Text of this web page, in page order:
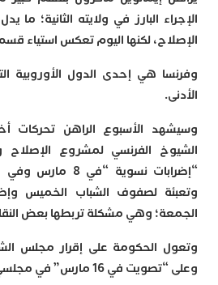
البارز في ولايته الثانية؛ ما يدل على
لكنها اليوم تعكس استياء قسم من
هي إحدى الدول الأوروبية التي يعد
الأسبوع الراهن تحركات أخرى
الفرنسي لمشروع الإصلاح والتي
“إضرابات نسوية “في 8 مارس وفي
لصفوف الشباب الخميس وإضراب
وهي مشكلة تربطها بعض النقابات
الحكومة على إقرار مجلس الشيوخ
مارس” في مجلسي البرلمان الفرنسي.